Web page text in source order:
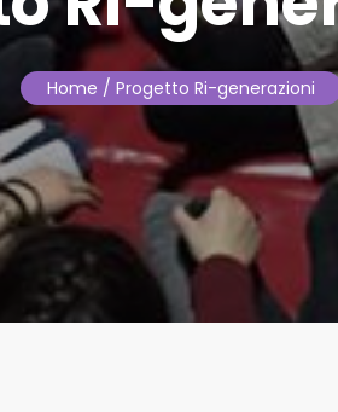
Home / Progetto Ri-generazioni